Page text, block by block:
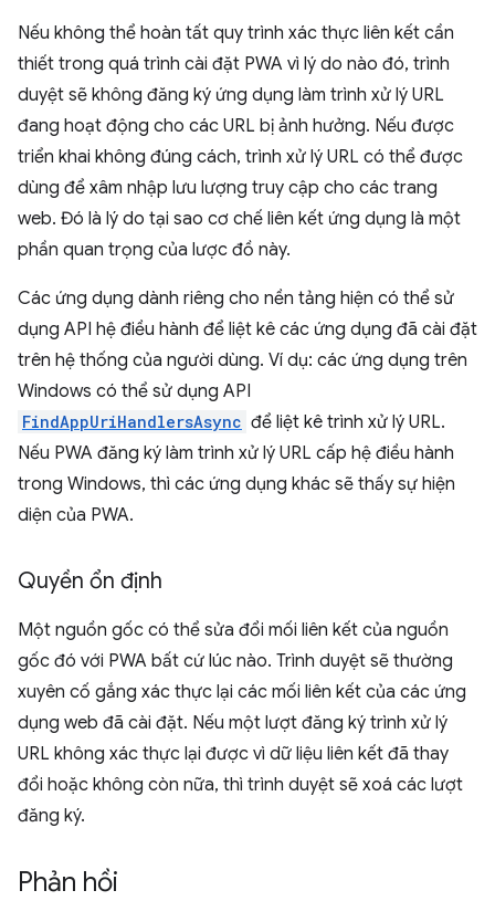
Nếu không thể hoàn tất quy trình xác thực liên kết cần
thiết trong quá trình cài đặt PWA vì lý do nào đó, trình
duyệt sẽ không đăng ký ứng dụng làm trình xử lý URL
đang hoạt động cho các URL bị ảnh hưởng. Nếu được
triển khai không đúng cách, trình xử lý URL có thể được
dùng để xâm nhập lưu lượng truy cập cho các trang
web. Đó là lý do tại sao cơ chế liên kết ứng dụng là một
phần quan trọng của lược đồ này.
Các ứng dụng dành riêng cho nền tảng hiện có thể sử
dụng API hệ điều hành để liệt kê các ứng dụng đã cài đặt
trên hệ thống của người dùng. Ví dụ: các ứng dụng trên
Windows có thể sử dụng API
FindAppUriHandlersAsync để liệt kê trình xử lý URL.
Nếu PWA đăng ký làm trình xử lý URL cấp hệ điều hành
trong Windows, thì các ứng dụng khác sẽ thấy sự hiện
diện của PWA.
Quyền ổn định
Một nguồn gốc có thể sửa đổi mối liên kết của nguồn
gốc đó với PWA bất cứ lúc nào. Trình duyệt sẽ thường
xuyên cố gắng xác thực lại các mối liên kết của các ứng
dụng web đã cài đặt. Nếu một lượt đăng ký trình xử lý
URL không xác thực lại được vì dữ liệu liên kết đã thay
đổi hoặc không còn nữa, thì trình duyệt sẽ xoá các lượt
đăng ký.
Phản hồi